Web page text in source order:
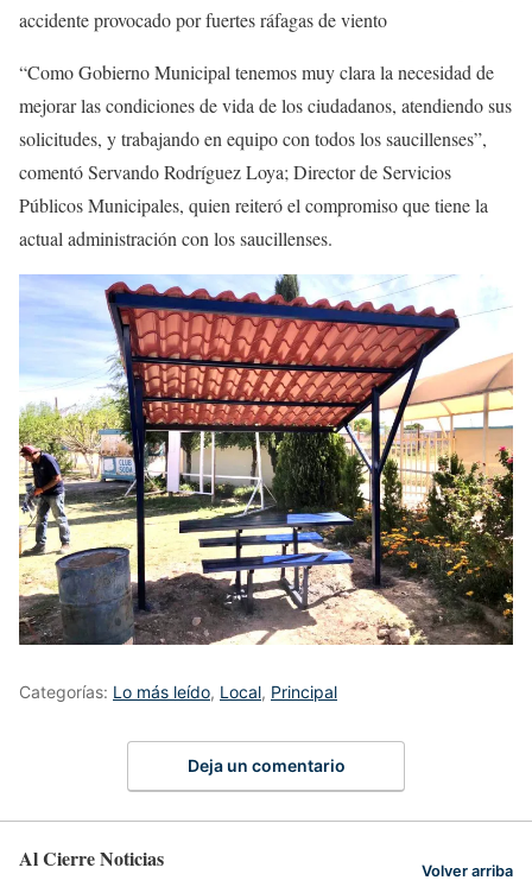
accidente provocado por fuertes ráfagas de viento
“Como Gobierno Municipal tenemos muy clara la necesidad de
mejorar las condiciones de vida de los ciudadanos, atendiendo sus
solicitudes, y trabajando en equipo con todos los saucillenses”,
comentó Servando Rodríguez Loya; Director de Servicios
Públicos Municipales, quien reiteró el compromiso que tiene la
actual administración con los saucillenses.
Categorías: Lo más leído, Local, Principal
Deja un comentario
Al Cierre Noticias Volver arriba